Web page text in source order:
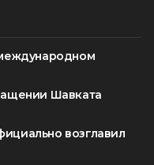
Шавката
возглавил